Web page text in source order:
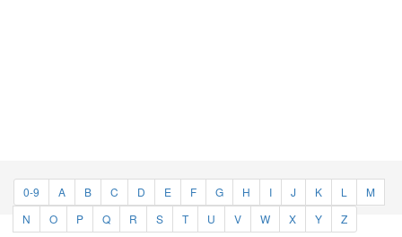
0-9 A B C D E F G H I J K L
M
N
O P Q R S T U V W X Y Z